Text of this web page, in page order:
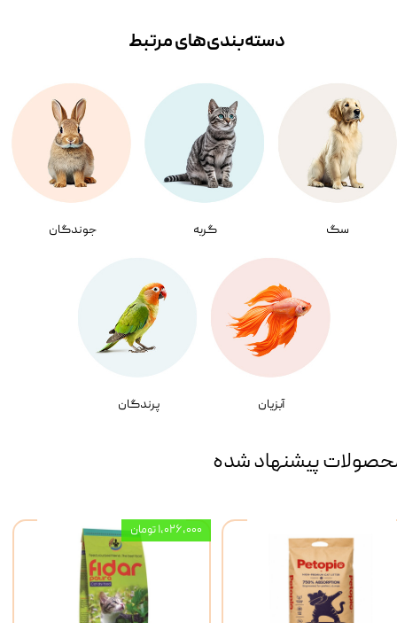
سگ گربه جوندگان
آبزیان پرندگان
دسته‌بندی‌‌های مرتبط
پیشنهاد شده
۱,۰۲۶,۰۰۰ تومان